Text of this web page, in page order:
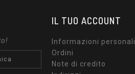
IL TUO ACCOUNT
Informazioni personali
Ordini
Note di credito